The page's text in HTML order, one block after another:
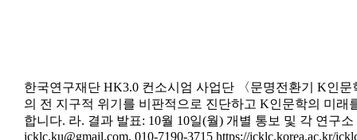
한국연구재단 HK3.0 컨소시엄 사업단 〈문명전환기 K인
의 전 지구적 위기를 비판적으로 진단하고 K인문학의 미래
합니다. 라. 결과 발표: 10월 10일(월) 개별 통보 및 각 연구
icklc.ku@gmail.com, 010-7190-3715 https://icklc.korea.ac.kr/